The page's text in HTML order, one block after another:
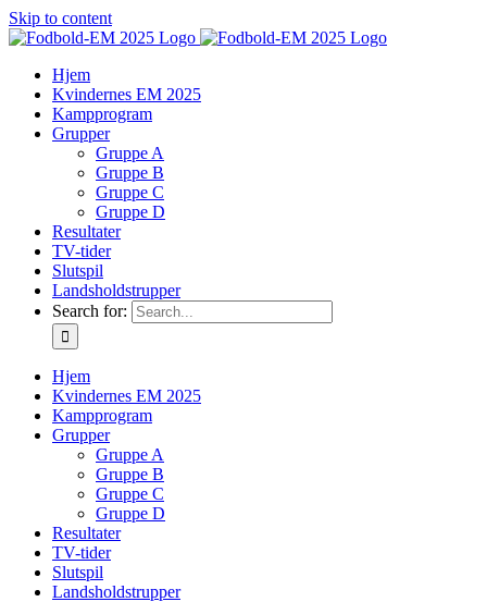
Skip to content
Hjem
Kvindernes EM 2025
Kampprogram
Grupper
Gruppe A
Gruppe B
Gruppe C
Gruppe D
Resultater
TV-tider
Slutspil
Landsholdstrupper
Search for:
Hjem
Kvindernes EM 2025
Kampprogram
Grupper
Gruppe A
Gruppe B
Gruppe C
Gruppe D
Resultater
TV-tider
Slutspil
Landsholdstrupper